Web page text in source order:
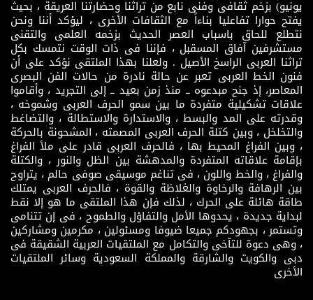
يونيو) بزخم ثقافى وفنى نابع من تراثنا وحضارتنا العريقة ، بحيث
يفتح حوارا تفاعليا بناءاً مع الثقافات الأخرى ، ليؤكد أننا ونحن
نتطلع للحاق باسباب العصر الحديث بزخمه العلمى والتقنى
مستشرفين آفاق المسقبل ، فإننا فى ذات الوقت نتمسك بكل
تراثنا العربى الراسخ الأصيل . ولعلنا بهذا الملتقى نؤكد على أن
فنون الخط العربى تعبر عن حالة نادرة من حالات الفن البصرى
المعاصر، إذ جنح مبدعوه ــ منذ زمن بعيد ــ إلى التجريد ، وأقاموا
علاقات تشكيلية متفردة ما بين سمو الحرف العربى وشموخه ،
وقدرته على المد والبسط ، والاستدارة والاستطالة ، والتضاغط
والتخلخل ، وبين كتلة الحرف العربى المصمته ، المشحونة بالحركة
، وبين الفراغ المحيط بها ، فالحرف العربى قادر على ملأ الفراغ
بإقامة علاقاته المتفردة والمدهشة بين الظل والنور ، والكتلة
والفراغ ، والخط واللون ، فى تناغم موسيقى صوفى حالم ، يتراوح
بين الرهافة والرخاوة والغلاظة والقوة ، فالحرف العربى يمتلك
طاقة هائلة على الحرك ، لذلك فإن هذا الملتقى ما هو إلا نقط
لبداية جديدة ، يحدوها الأمل والتفاؤل والطموح ، فى إن تتنامى
وتستمر ، بجهودكم جميعا ضيوفا ومسئولين ، مكرمين ومشاركين
، وهى دعوة للتآخى والتكامل مع الملتقيات العربية الشقيقة فى
دبى والكويت والشارقة والمملكة السعودية وسائر الملتقيات
الأخرى